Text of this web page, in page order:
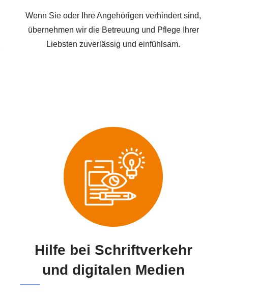
Wenn Sie oder Ihre Angehörigen verhindert sind,
übernehmen wir die Betreuung und Pflege Ihrer
Liebsten zuverlässig und einfühlsam.
Hilfe bei Schriftverkehr
und digitalen Medien